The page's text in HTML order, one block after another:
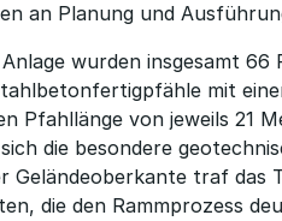
an Planung und
wurden insgesamt 66
mit
Pfahllänge von jeweils 21
die besondere
Geländeoberkante traf das
die den Rammprozess